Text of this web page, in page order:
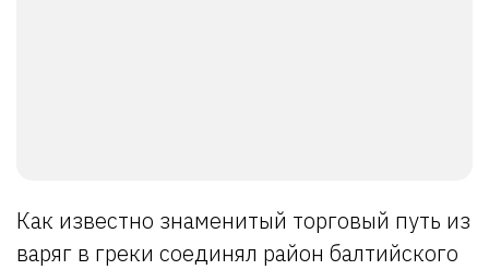
Как известно знаменитый торговый путь из
варяг в греки соединял район балтийского